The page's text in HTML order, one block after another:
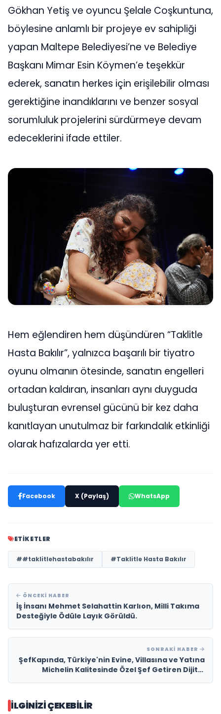
Gökhan Yetiş ve oyuncu Şelale Coşkuntuna,
böylesine anlamlı bir projeye ev sahipliği
yapan Maltepe Belediyesi’ne ve Belediye
Başkanı Mimar Esin Köymen’e teşekkür
ederek, sanatın herkes için erişilebilir olması
gerektiğine inandıklarını ve benzer sosyal
sorumluluk projelerini sürdürmeye devam
edeceklerini ifade ettiler.
Hem eğlendiren hem düşündüren “Taklitle
Hasta Bakılır”, yalnızca başarılı bir tiyatro
oyunu olmanın ötesinde, sanatın engelleri
ortadan kaldıran, insanları aynı duyguda
buluşturan evrensel gücünü bir kez daha
kanıtlayan unutulmaz bir farkındalık etkinliği
olarak hafızalarda yer etti.
Facebook X (Paylaş) WhatsApp
ETIKETLER
##taklitlehastabakılır #Taklitle Hasta Bakılır
ÖNCEKI HABER
İş İnsanı Mehmet Selahattin Karlıon, Milli Takıma
Desteğiyle Ödüle Layık Görüldü.
SONRAKI HABER
ŞefKapında, Türkiye'nin Evine, Villasına ve Yatına
Michelin Kalitesinde Özel Şef Getiren Dijital
İLGINIZI ÇEKEBILIR